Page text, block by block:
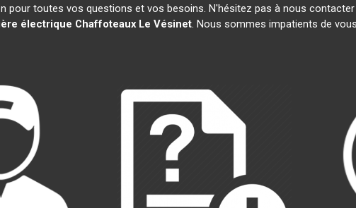
pour toutes vos questions et vos besoins. N'hésitez pas à nous
électrique Chaffoteaux Le Vésinet. Nous sommes impatients de